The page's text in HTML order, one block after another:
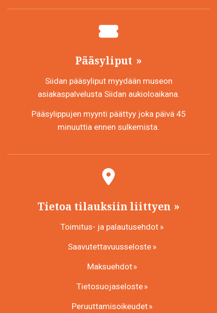
Pääsyliput
Siidan pääsyliput myydään museon
asiakaspalvelusta Siidan aukioloaikana.
Pääsylippujen myynti päättyy joka päivä 45
minuuttia ennen sulkemista.
Tietoa tilauksiin liittyen
Toimitus- ja palautusehdot
Saavutettavuusseloste
Maksuehdot
Tietosuojaseloste
Peruuttamisoikeudet